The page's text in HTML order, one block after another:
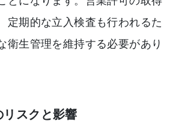
定期的な立入検査も行われるた
衛生管理を維持する必要があり
スクと影響